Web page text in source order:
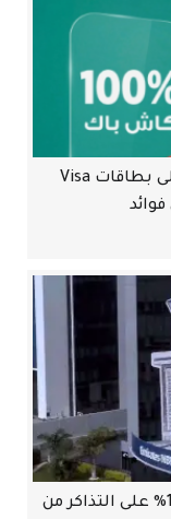
كريدي أجريكول يطلق عرض «Flexi» على بطاقات Visa
بنك الإمارات دبي الوطني يتيح خصم 10% على التذاكر من